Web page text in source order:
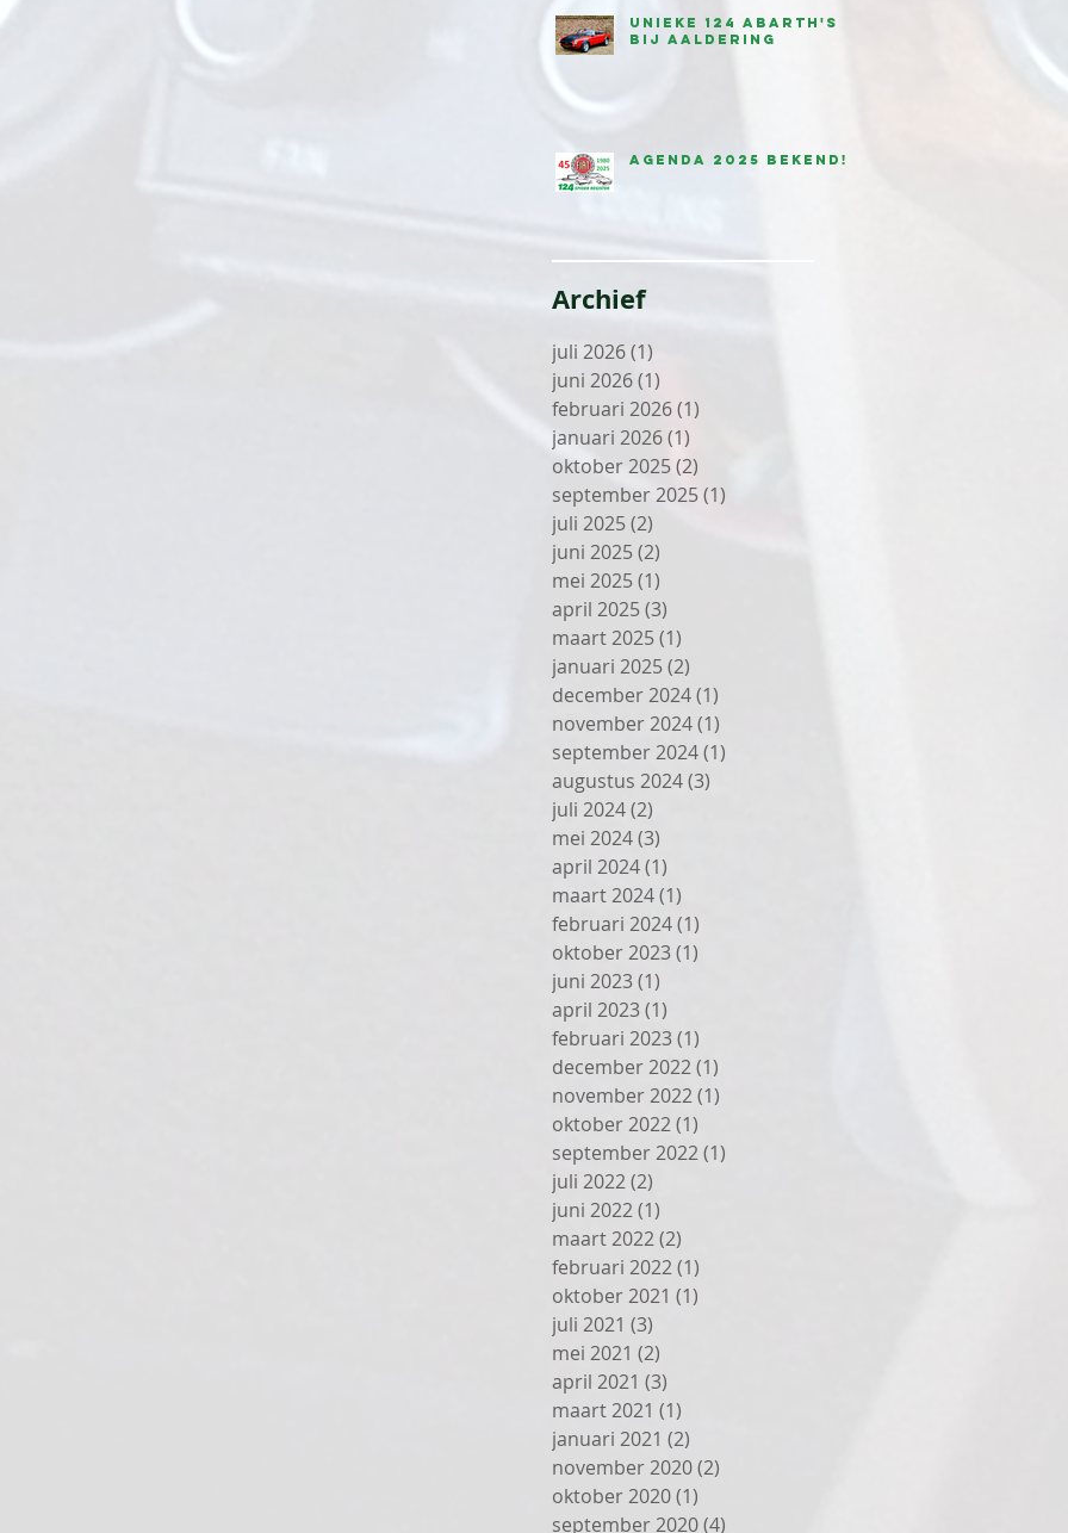
Unieke 124 Abarth's
bij Aaldering
Agenda 2025 bekend!
Archief
juli 2026(1)
juni 2026(1)
februari 2026(1)
januari 2026(1)
oktober 2025(2)
september 2025(1)
juli 2025(2)
juni 2025(2)
mei 2025(1)
april 2025(3)
maart 2025(1)
januari 2025(2)
december 2024(1)
november 2024(1)
september 2024(1)
augustus 2024(3)
juli 2024(2)
mei 2024(3)
april 2024(1)
maart 2024(1)
februari 2024(1)
oktober 2023(1)
juni 2023(1)
april 2023(1)
februari 2023(1)
december 2022(1)
november 2022(1)
oktober 2022(1)
september 2022(1)
juli 2022(2)
juni 2022(1)
maart 2022(2)
februari 2022(1)
oktober 2021 (1)
juli 2021 (3)
mei 2021 (2)
april 2021 (3)
maart 2021 (1)
januari 2021 (2)
november 2020(2)
oktober 2020(1)
september 2020(4)